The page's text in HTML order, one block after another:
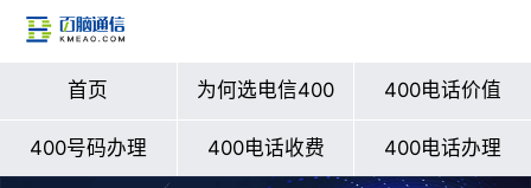
首页 为何选电信400 400电话价值
400号码办理 400电话收费 400电话办理